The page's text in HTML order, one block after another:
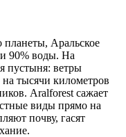
планеты, Аральское
90% воды. На
пустыня: ветры
на тысячи километров
Aralforest сажает
виды прямо на
почву, гасят